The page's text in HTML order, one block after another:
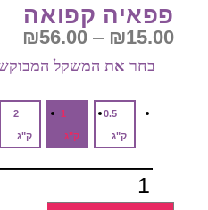
פפאיה קפואה
₪15.00
–
₪56.00
טווח
עד
בחר את המשקל המבוקש‎
0.5
ק"ג ק"ג
2
ק"ג
כמות
של